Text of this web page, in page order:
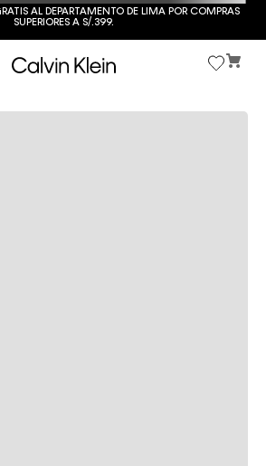
AL DEPARTAMENTO DE LIMA POR COMPRAS
SUPERIORES A S/.399.